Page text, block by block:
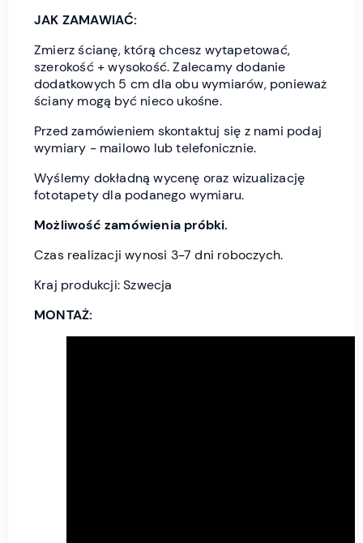
JAK ZAMAWIAĆ:
Zmierz ścianę, którą chcesz wytapetować,
szerokość + wysokość. Zalecamy dodanie
dodatkowych 5 cm dla obu wymiarów, ponieważ
ściany mogą być nieco ukośne.
Przed zamówieniem skontaktuj się z nami podaj
wymiary - mailowo lub telefonicznie.
Wyślemy dokładną wycenę oraz wizualizację
fototapety dla podanego wymiaru.
Możliwość zamówienia próbki.
Czas realizacji wynosi 3-7 dni roboczych.
Kraj produkcji: Szwecja
MONTAŻ: